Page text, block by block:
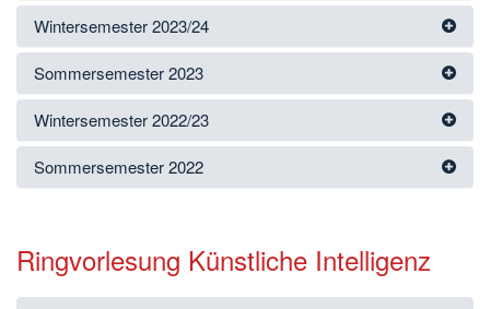
Wintersemester 2023/24
Sommersemester 2023
Wintersemester 2022/23
Sommersemester 2022
Ringvorlesung Künstliche Intelligenz